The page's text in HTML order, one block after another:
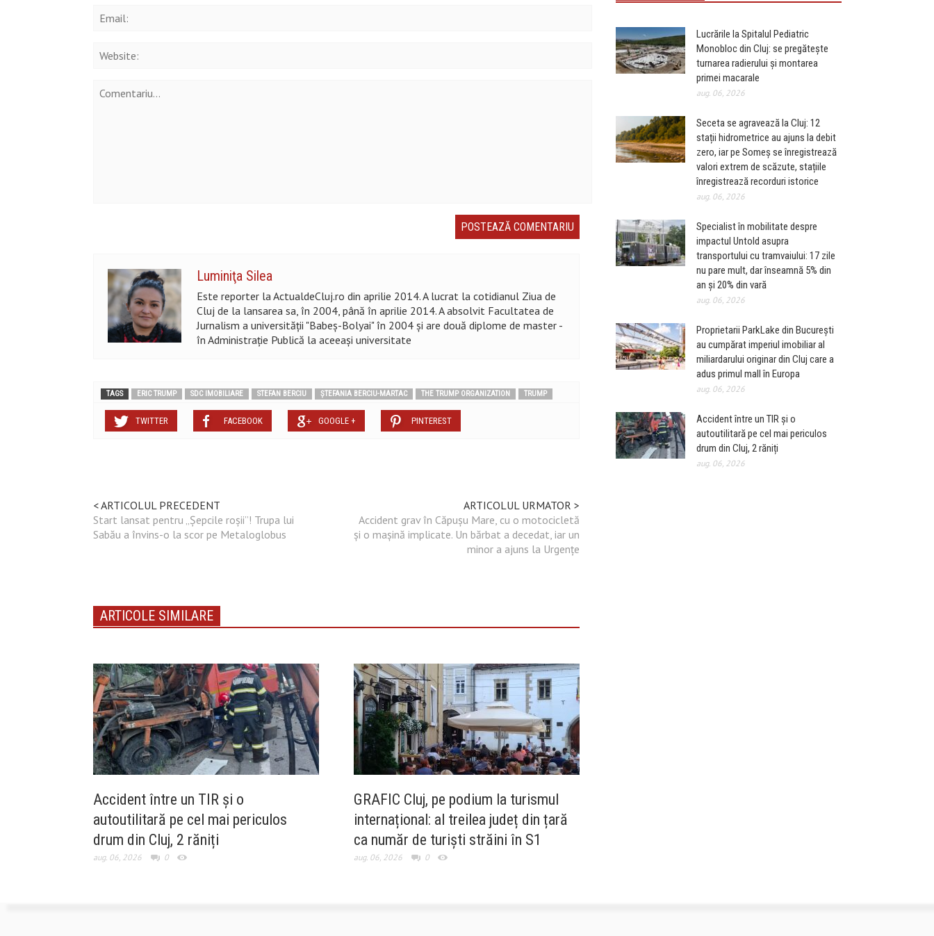
Luminiţa Silea
Este reporter la ActualdeCluj.ro din aprilie 2014. A lucrat la cotidianul Ziua de
Cluj de la lansarea sa, în 2004, până în aprilie 2014. A absolvit Facultatea de
Jurnalism a universității "Babeș-Bolyai" în 2004 şi are două diplome de master -
în Administraţie Publică la aceeaşi universitate
TAGS ERIC TRUMP SDC IMOBILIARE STEFAN BERCIU ȘTEFANIA BERCIU-MARTAC THE TRUMP ORGANIZATION TRUMP
TWITTER FACEBOOK GOOGLE + PINTEREST
< ARTICOLUL PRECEDENT
Start lansat pentru „Șepcile roșii”! Trupa lui
Sabău a învins-o la scor pe Metaloglobus
ARTICOLUL URMATOR >
Accident grav în Căpușu Mare, cu o motocicletă
și o mașină implicate. Un bărbat a decedat, iar un
minor a ajuns la Urgențe
ARTICOLE SIMILARE
Accident între un TIR și o
autoutilitară pe cel mai periculos
drum din Cluj, 2 răniți
aug. 06, 2026 0
GRAFIC Cluj, pe podium la turismul
internațional: al treilea județ din țară
ca număr de turiști străini în S1
aug. 06, 2026 0
Lucrările la Spitalul Pediatric
Monobloc din Cluj: se pregătește
turnarea radierului și montarea
primei macarale
aug. 06, 2026
Seceta se agravează la Cluj: 12
stații hidrometrice au ajuns la debit
zero, iar pe Someș se înregistrează
valori extrem de scăzute, stațiile
înregistrează recorduri istorice
aug. 06, 2026
Specialist în mobilitate despre
impactul Untold asupra
transportului cu tramvaiului: 17 zile
nu pare mult, dar înseamnă 5% din
an și 20% din vară
aug. 06, 2026
Proprietarii ParkLake din București
au cumpărat imperiul imobiliar al
miliardarului originar din Cluj care a
adus primul mall în Europa
aug. 06, 2026
Accident între un TIR și o
autoutilitară pe cel mai periculos
drum din Cluj, 2 răniți
aug. 06, 2026